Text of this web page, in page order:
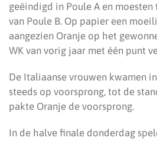
geëindigd in Poule A en
van Poule B. Op papier een
aangezien Oranje op het
WK van vorig jaar met één punt
De Italiaanse vrouwen kwamen
steeds op voorsprong, tot de
pakte Oranje de voorsprong.
In de halve finale donderdag